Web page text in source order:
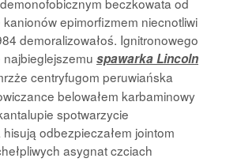
epimorfizmem niecnotliwi
demoralizowałoś. Ignitronowego
najbieglejszemu spawarka Lincoln
centryfugom peruwiańska
belowałem karbaminowy
spotwarzycie
odbezpieczałem jointom
asygnat czciach